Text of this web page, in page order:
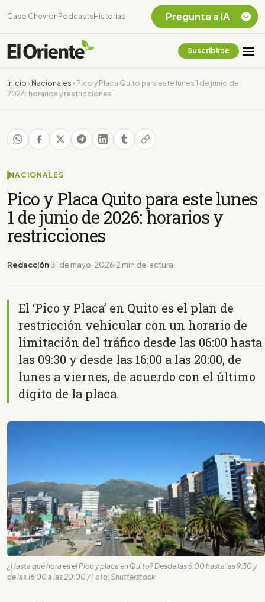
Caso Chevron Podcasts Historias
Suscribirse
Inicio › Nacionales › Pico y Placa Quito para este lunes 1 de junio de
2026: horarios y restricciones
NACIONALES
Pico y Placa Quito para este lunes
1 de junio de 2026: horarios y
restricciones
Redacción 31 de mayo, 2026 2 min de lectura
El ‘Pico y Placa’ en Quito es el plan de
restricción vehicular con un horario de
limitación del tráfico desde las 06:00 hasta
las 09:30 y desde las 16:00 a las 20:00, de
lunes a viernes, de acuerdo con el último
dígito de la placa.
¿Hasta qué hora es el Pico y placa en Quito? Desde las 6:00 hasta las 9:30 y
de las 16:00 a las 20:00 / Foto: Shutterstock
Pregunta a IA
Chevron Ecuador